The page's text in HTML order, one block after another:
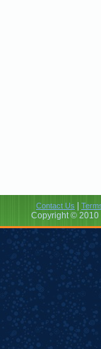
Contact Us
Copyright ©